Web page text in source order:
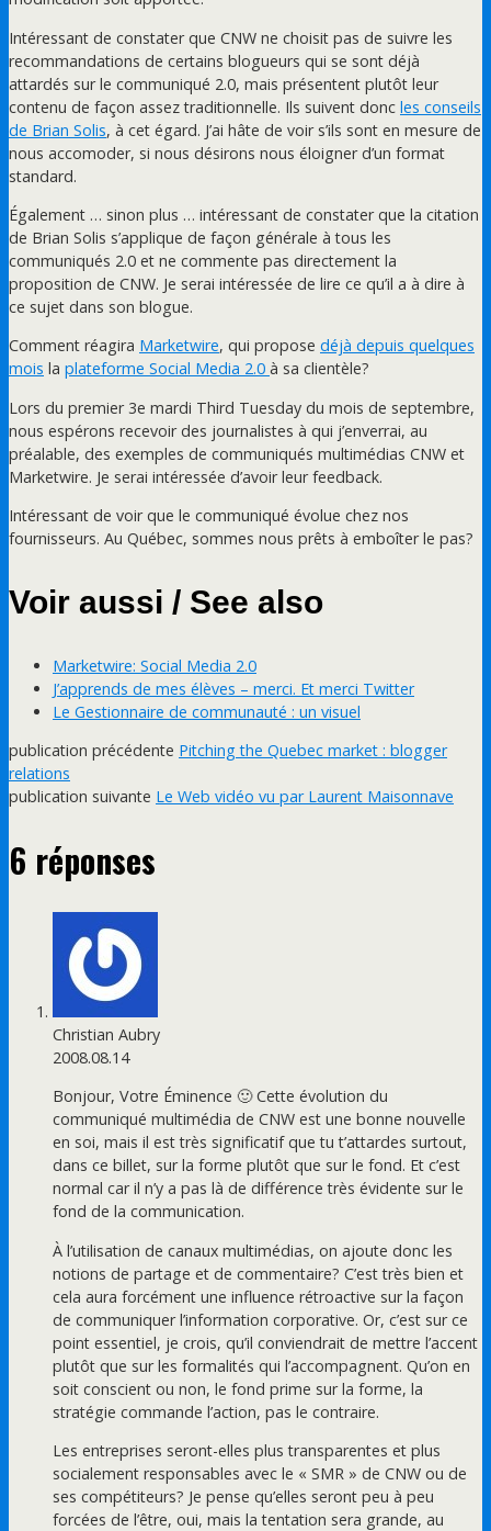
Intéressant de constater que CNW ne choisit pas de suivre les
recommandations de certains blogueurs qui se sont déjà
attardés sur le communiqué 2.0, mais présentent plutôt leur
contenu de façon assez traditionnelle. Ils suivent donc les conseils
de Brian Solis, à cet égard. J’ai hâte de voir s’ils sont en mesure de
nous accomoder, si nous désirons nous éloigner d’un format
standard.
Également … sinon plus … intéressant de constater que la citation
de Brian Solis s’applique de façon générale à tous les
communiqués 2.0 et ne commente pas directement la
proposition de CNW. Je serai intéressée de lire ce qu’il a à dire à
ce sujet dans son blogue.
Comment réagira Marketwire, qui propose déjà depuis quelques
mois la plateforme Social Media 2.0 à sa clientèle?
Lors du premier 3e mardi Third Tuesday du mois de septembre,
nous espérons recevoir des journalistes à qui j’enverrai, au
préalable, des exemples de communiqués multimédias CNW et
Marketwire. Je serai intéressée d’avoir leur feedback.
Intéressant de voir que le communiqué évolue chez nos
fournisseurs. Au Québec, sommes nous prêts à emboîter le pas?
Voir aussi / See also
Marketwire: Social Media 2.0
J’apprends de mes élèves – merci. Et merci Twitter
Le Gestionnaire de communauté : un visuel
publication précédente Pitching the Quebec market : blogger
relations
publication suivante Le Web vidéo vu par Laurent Maisonnave
6 réponses
Christian Aubry
2008.08.14
Bonjour, Votre Éminence 🙂 Cette évolution du
communiqué multimédia de CNW est une bonne nouvelle
en soi, mais il est très significatif que tu t’attardes surtout,
dans ce billet, sur la forme plutôt que sur le fond. Et c’est
normal car il n’y a pas là de différence très évidente sur le
fond de la communication.
À l’utilisation de canaux multimédias, on ajoute donc les
notions de partage et de commentaire? C’est très bien et
cela aura forcément une influence rétroactive sur la façon
de communiquer l’information corporative. Or, c’est sur ce
point essentiel, je crois, qu’il conviendrait de mettre l’accent
plutôt que sur les formalités qui l’accompagnent. Qu’on en
soit conscient ou non, le fond prime sur la forme, la
stratégie commande l’action, pas le contraire.
Les entreprises seront-elles plus transparentes et plus
socialement responsables avec le « SMR » de CNW ou de
ses compétiteurs? Je pense qu’elles seront peu à peu
forcées de l’être, oui, mais la tentation sera grande, au